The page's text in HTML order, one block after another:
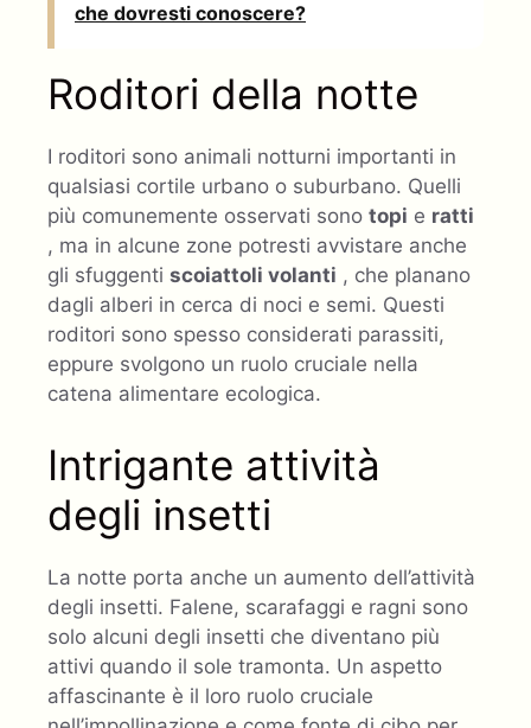
che dovresti conoscere?
Roditori della notte
I roditori sono animali notturni importanti in
qualsiasi cortile urbano o suburbano. Quelli
più comunemente osservati sono topi e ratti
, ma in alcune zone potresti avvistare anche
gli sfuggenti scoiattoli volanti , che planano
dagli alberi in cerca di noci e semi. Questi
roditori sono spesso considerati parassiti,
eppure svolgono un ruolo cruciale nella
catena alimentare ecologica.
Intrigante attività
degli insetti
La notte porta anche un aumento dell’attività
degli insetti. Falene, scarafaggi e ragni sono
solo alcuni degli insetti che diventano più
attivi quando il sole tramonta. Un aspetto
affascinante è il loro ruolo cruciale